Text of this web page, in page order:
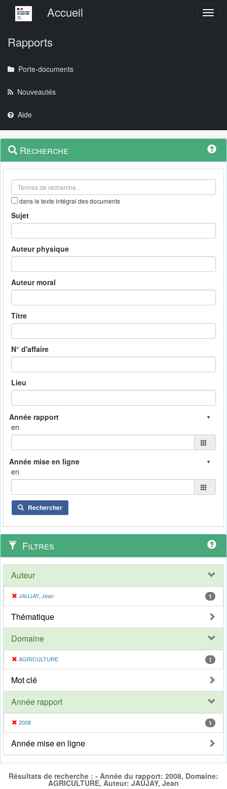
Menu principalAccueil
Rapports
Porte-documents
Nouveautés
Aide
Navigation
outils
Menu
contextuel
Recherche
dans le texte intégral des documents
Sujet
Auteur physique
Auteur moral
Titre
N° d'affaire
Lieu
en
en
Rechercher
Filtres
Auteur
JAUJAY, Jean 1
Thématique
Domaine
AGRICULTURE 1
Mot clé
Année rapport
2008 1
Année mise en ligne
Résultats de recherche : - Année du rapport: 2008, Domaine:
AGRICULTURE, Auteur: JAUJAY, Jean